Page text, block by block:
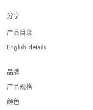
分享
产品目录
English details
品牌
产品规格
颜色